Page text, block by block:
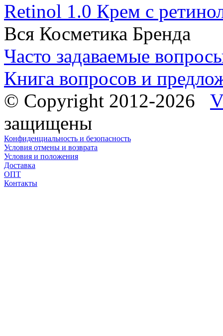
Retinol 1.0 Крем с
Вся Косметика Бренда
Часто задаваемые
Книга вопросов и
© Copyright 2012-2026
защищены
Конфиденциальность и безопасность
Условия отмены и возврата
Условия и положения
Доставка
ОПТ
Контакты